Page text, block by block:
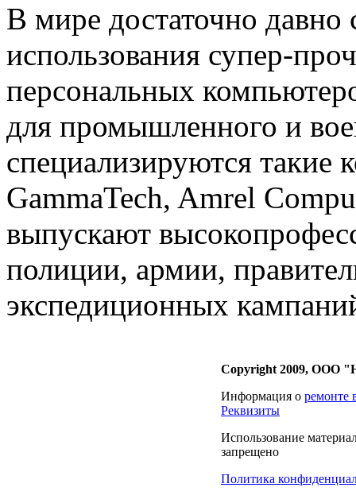
В мире достаточно давно
использования супер-
персональных
для промышленного и
специализируются такие
GammaTech, Amrel
выпускают
полиции, армии,
экспедиционных
Copyright 2009, ООО
Информация о ремонте
Реквизиты
Использование
запрещено
Политика